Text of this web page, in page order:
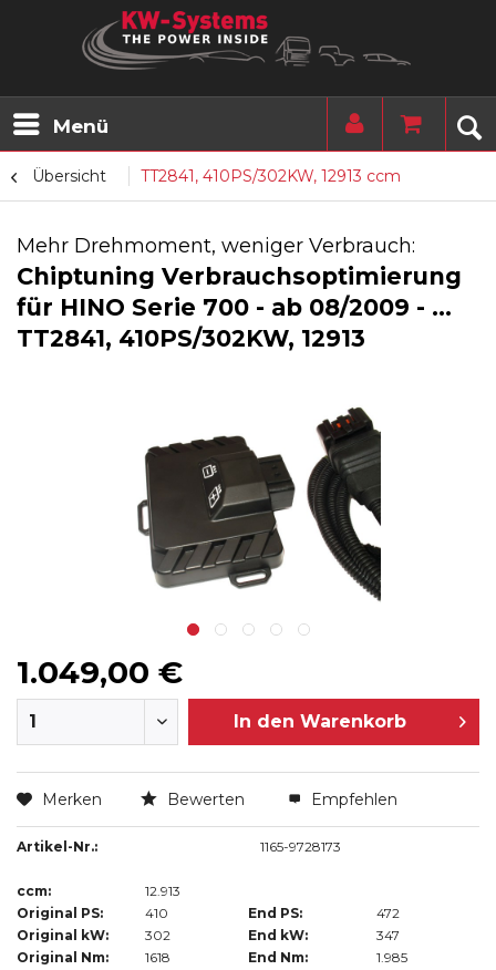
Menü
Übersicht TT2841, 410PS/302KW, 12913 ccm
Mehr Drehmoment, weniger Verbrauch:
Chiptuning Verbrauchsoptimierung
für HINO Serie 700 - ab 08/2009 - ...
TT2841, 410PS/302KW, 12913
1.049,00 €
In den Warenkorb
Merken Bewerten Empfehlen
Artikel-Nr.: 1165-9728173
ccm:
12.913
Original PS:
410 End PS:
472
Original kW:
302 End kW:
347
Original Nm:
1618 End Nm:
1.985